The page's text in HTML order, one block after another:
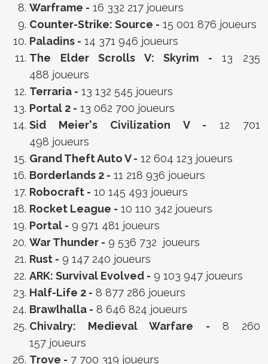
Warframe - 16 332 217 joueurs
Counter-Strike: Source - 15 001 876 joueurs
Paladins - 14 371 946 joueurs
The Elder Scrolls V: Skyrim - 13 235
488 joueurs
Terraria - 13 132 545 joueurs
Portal 2 - 13 062 700 joueurs
Sid Meier's Civilization V - 12 701
498 joueurs
Grand Theft Auto V - 12 604 123 joueurs
Borderlands 2 - 11 218 936 joueurs
Robocraft - 10 145 493 joueurs
Rocket League - 10 110 342 joueurs
Portal - 9 971 481 joueurs
War Thunder - 9 536 732 joueurs
Rust - 9 147 240 joueurs
ARK: Survival Evolved - 9 103 947 joueurs
Half-Life 2 - 8 877 286 joueurs
Brawlhalla - 8 646 824 joueurs
Chivalry: Medieval Warfare - 8 260
157 joueurs
Trove - 7 700 319 joueurs